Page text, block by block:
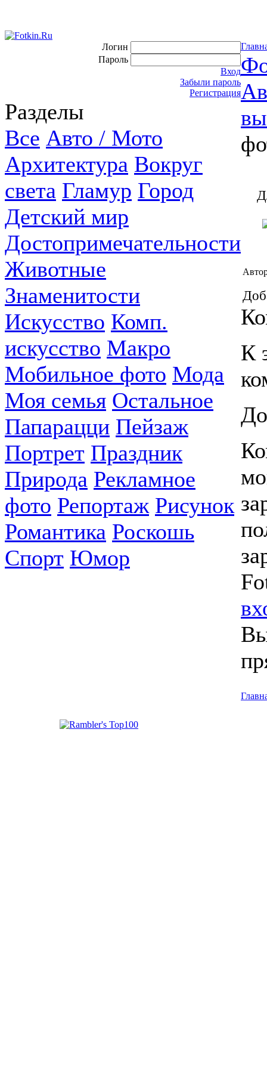
Логин
Пароль
Вход
Забыли пароль
Регистрация
Разделы
Все Авто / Мото
Архитектура Вокруг
света Гламур Город
Детский мир
Достопримечательности
Животные
Знаменитости
Искусство Комп.
искусство Макро
Мобильное фото Мода
Моя семья Остальное
Папарацци Пейзаж
Портрет Праздник
Природа Рекламное
фото Репортаж Рисунок
Романтика Роскошь
Спорт Юмор
К